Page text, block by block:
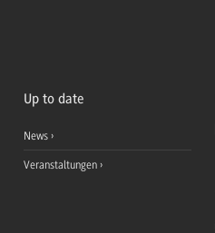
Up to date
News
Veranstaltungen